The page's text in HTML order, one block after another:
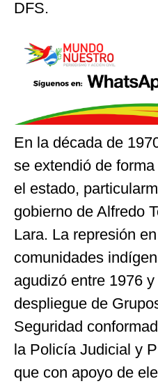
DFS.
En la década de
se extendió de
el estado,
gobierno de Alfredo
Lara. La represión
comunidades
agudizó entre 1976
despliegue de
Seguridad
la Policía Judicial y
que con apoyo de